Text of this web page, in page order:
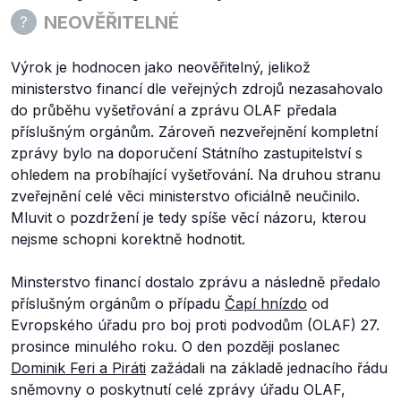
NEOVĚŘITELNÉ
Výrok je hodnocen jako neověřitelný, jelikož
ministerstvo financí dle veřejných zdrojů nezasahovalo
do průběhu vyšetřování a zprávu OLAF předala
příslušným orgánům. Zároveň nezveřejnění kompletní
zprávy bylo na doporučení Státního zastupitelství s
ohledem na probíhající vyšetřování. Na druhou stranu
zveřejnění celé věci ministerstvo oficiálně neučinilo.
Mluvit o pozdržení je tedy spíše věcí názoru, kterou
nejsme schopni korektně hodnotit.
Minsterstvo financí dostalo zprávu a následně předalo
příslušným orgánům o případu Čapí hnízdo od
Evropského úřadu pro boj proti podvodům (OLAF) 27.
prosince minulého roku. O den později poslanec
Dominik Feri a Piráti zažádali na základě jednacího řádu
sněmovny o poskytnutí celé zprávy úřadu OLAF,